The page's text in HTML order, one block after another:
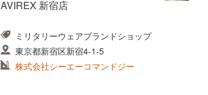
AVIREX 新宿店
ミリタリーウェアブランドショップ
東京都新宿区新宿4-1-5
株式会社シーエーコマンドジー